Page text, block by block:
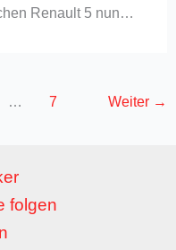
Renault 5 nun…
… 7 Weiter →
folgen